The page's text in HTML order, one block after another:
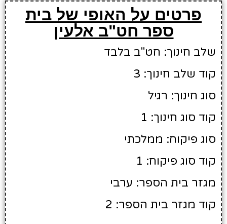
פרטים על האופי של בית
ספר חט"ב אלעין
שלב חינוך: חט"ב בלבד
קוד שלב חינוך: 3
סוג חינוך: רגיל
קוד סוג חינוך: 1
סוג פיקוח: ממלכתי
קוד סוג פיקוח: 1
מגזר בית הספר: ערבי
קוד מגזר בית הספר: 2